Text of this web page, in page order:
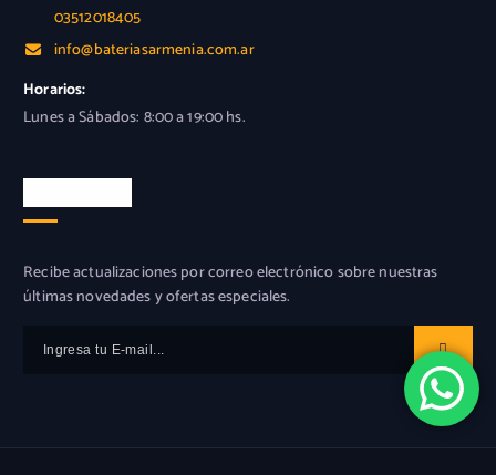
03512018405
info@bateriasarmenia.com.ar
Horarios:
Lunes a Sábados: 8:00 a 19:00 hs.
Recibe actualizaciones por correo electrónico sobre nuestras
últimas novedades y ofertas especiales.